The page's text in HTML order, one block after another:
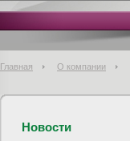
Главная О компании
Новости